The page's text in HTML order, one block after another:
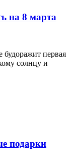
на 8 марта
первая
солнцу и
подарки